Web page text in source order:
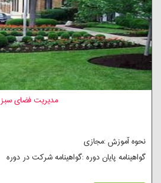
مدیریت فضای سبز
نحوه آموزش :مجازی
گواهینامه پایان دوره :گواهینامه شرکت در دوره